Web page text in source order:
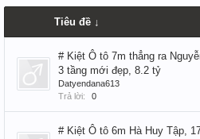
Tiêu đề ↓
# Kiệt Ô tô 7m thẳng ra
3 tầng mới đẹp, 8.2 tỷ
Datyendana613
Trả lời:
0
# Kiệt Ô tô 6m Hà Huy Tập,